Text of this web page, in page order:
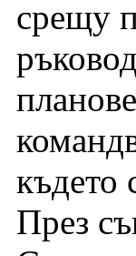
срещу
където
През